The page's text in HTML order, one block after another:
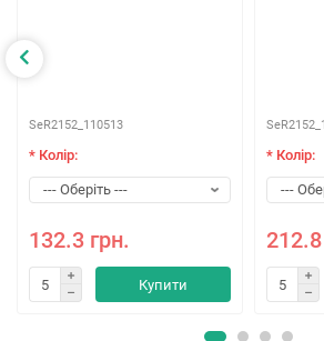
SeR2152_110513
* Колір:
132.3 грн.
Купити
* Колір: